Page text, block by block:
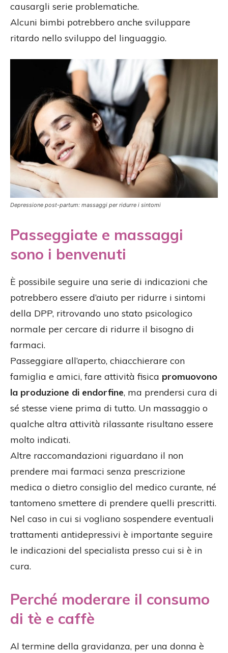
causargli serie problematiche.
Alcuni bimbi potrebbero anche sviluppare
ritardo nello sviluppo del linguaggio.
Depressione post-partum: massaggi per ridurre i sintomi
Passeggiate e massaggi
sono i benvenuti
È possibile seguire una serie di indicazioni che
potrebbero essere d’aiuto per ridurre i sintomi
della DPP, ritrovando uno stato psicologico
normale per cercare di ridurre il bisogno di
farmaci.
Passeggiare all’aperto, chiacchierare con
famiglia e amici, fare attività fisica promuovono
la produzione di endorfine, ma prendersi cura di
sé stesse viene prima di tutto. Un massaggio o
qualche altra attività rilassante risultano essere
molto indicati.
Altre raccomandazioni riguardano il non
prendere mai farmaci senza prescrizione
medica o dietro consiglio del medico curante, né
tantomeno smettere di prendere quelli prescritti.
Nel caso in cui si vogliano sospendere eventuali
trattamenti antidepressivi è importante seguire
le indicazioni del specialista presso cui si è in
cura.
Perché moderare il consumo
di tè e caffè
Al termine della gravidanza, per una donna è